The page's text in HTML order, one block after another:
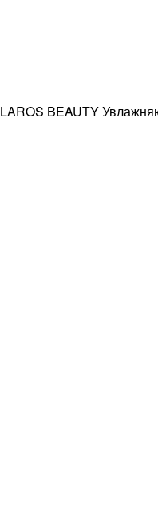
LAROS BEAUTY